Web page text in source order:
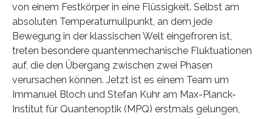
von einem Festkörper in eine Flüssigkeit. Selbst am
absoluten Temperaturnullpunkt, an dem jede
Bewegung in der klassischen Welt eingefroren ist,
treten besondere quantenmechanische Fluktuationen
auf, die den Übergang zwischen zwei Phasen
verursachen können. Jetzt ist es einem Team um
Immanuel Bloch und Stefan Kuhr am Max-Planck-
Institut für Quantenoptik (MPQ) erstmals gelungen,